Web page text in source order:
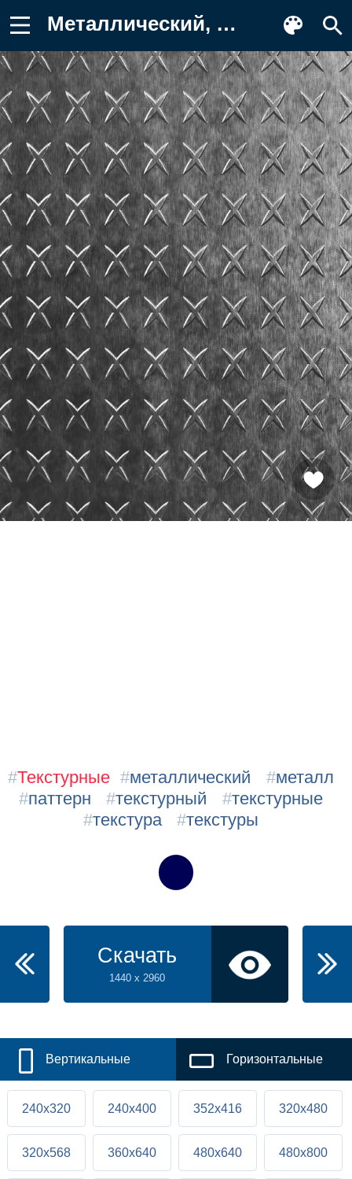
Металлический, металл, паттерн Заставка на телефон
#Текстурные #металлический #металл
#паттерн #текстурный #текстурные
#текстура #текстуры
Скачать
1440 x 2960
Вертикальные Горизонтальные
240x320 240x400 352x416 320x480
320x568 360x640 480x640 480x800